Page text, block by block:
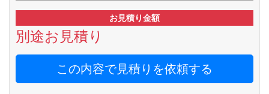
お見積り金額
別途お見積り
この内容で見積りを依頼する